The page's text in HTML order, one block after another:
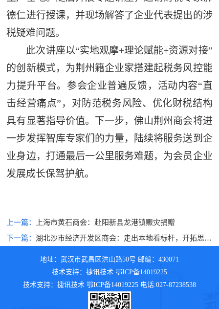
德仁进行授课，并现场解答了企业代表提出的涉
税疑难问题。
此次讲座以“实地观摩+理论赋能+资源对接”
的创新模式，为荆州籍企业家搭建起税务风控能
力提升平台。参会企业普遍反馈，活动内容“直
击经营痛点”，对防范税务风险、优化财税结构
具有显著指导价值。下一步，佛山荆州商会将进
一步发挥智库专家们的力量，陆续将服务送到企
业身边，打通最后一公里服务难题，为会员企业
发展成长保驾护航。
上一篇：
上海市黄石商会：赴阳新县龙港镇赈灾捐赠
下一篇：湖北沙市经济开发区商会：走出本地看标杆，开拓思路
地址：武汉市武昌区洪山路50号 邮编：430071
技术支持：捷讯技术 鄂ICP备14019225
技术支持：捷讯技术 鄂ICP备14019225 电话:027-87238538